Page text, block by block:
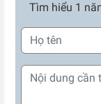
Tìm hiểu 1